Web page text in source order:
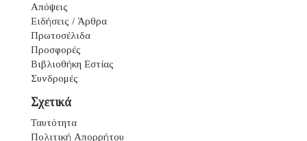
Απόψεις
Ειδήσεις / Άρθρα
Πρωτοσέλιδα
Προσφορές
Βιβλιοθήκη Εστίας
Συνδρομές
Σχετικά
Ταυτότητα
Πολιτική Απορρήτου